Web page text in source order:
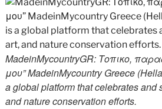
MadeinMycountryGR: Τοπικο,
μου” MadeinMycountry Greece
a global platform that celebrates and
and nature conservation efforts.